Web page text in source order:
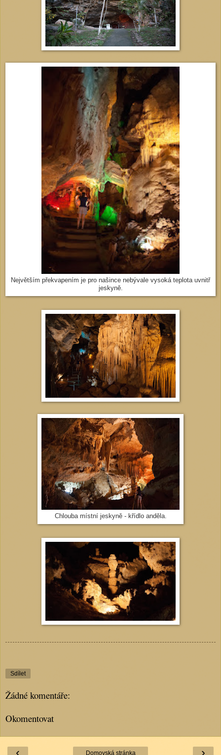
Největším překvapením je pro našince nebývale vysoká teplota uvnitř
jeskyně.
Chlouba místní jeskyně - křídlo anděla.
Sdílet
Žádné komentáře:
Okomentovat
Domovská stránka